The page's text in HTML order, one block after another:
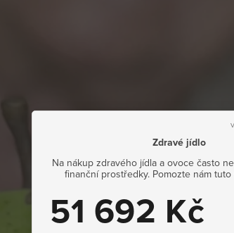
Zdravé jídlo
Na nákup zdravého jídla a ovoce často
finanční prostředky. Pomozte nám
51 692 Kč